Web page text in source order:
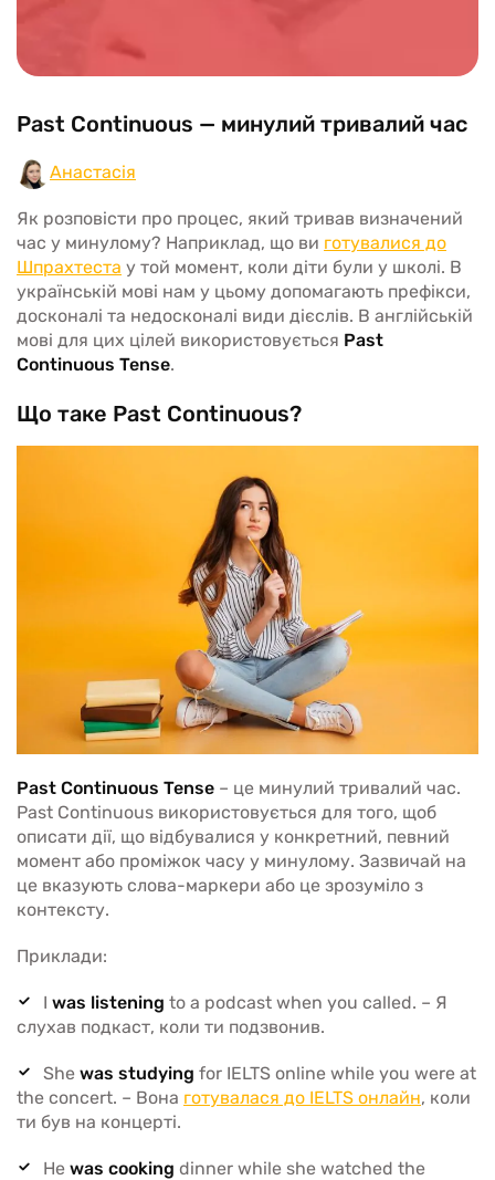
Past Continuous — минулий тривалий час
Анастасія
Як розповісти про процес, який тривав визначений
час у минулому? Наприклад, що ви готувалися до
Шпрахтеста у той момент, коли діти були у школі. В
українській мові нам у цьому допомагають префікси,
досконалі та недосконалі види дієслів. В англійській
мові для цих цілей використовується Past
Continuous Tense.
Що таке Past Continuous?
Past Continuous Tense – це минулий тривалий час.
Past Continuous використовується для того, щоб
описати дії, що відбувалися у конкретний, певний
момент або проміжок часу у минулому. Зазвичай на
це вказують слова-маркери або це зрозуміло з
контексту.
Приклади:
I was listening to a podcast when you called. – Я
слухав подкаст, коли ти подзвонив.
She was studying for IELTS online while you were at
the concert. – Вона готувалася до IELTS онлайн, коли
ти був на концерті.
He was cooking dinner while she watched the